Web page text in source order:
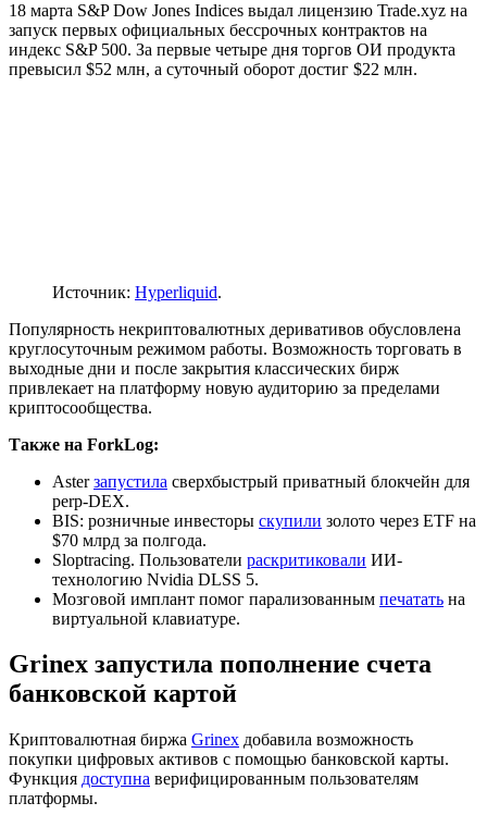
18 марта S&P Dow Jones Indices выдал лицензию Trade.xyz на
запуск первых официальных бессрочных контрактов на
индекс S&P 500. За первые четыре дня торгов ОИ продукта
превысил $52 млн, а суточный оборот достиг $22 млн.
Источник: Hyperliquid.
Популярность некриптовалютных деривативов обусловлена
круглосуточным режимом работы. Возможность торговать в
выходные дни и после закрытия классических бирж
привлекает на платформу новую аудиторию за пределами
криптосообщества.
Также на ForkLog:
Asterзапустила сверхбыстрый приватный блокчейн для
perp-DEX.
BIS: розничные инвесторы скупили золото через ETF на
$70 млрд за полгода.
Sloptracing. Пользователи раскритиковали ИИ-
технологию Nvidia DLSS 5.
Мозговой имплант помог парализованным печатать на
виртуальной клавиатуре.
Grinex запустила пополнение счета
банковской картой
Криптовалютная биржа Grinex добавила возможность
покупки цифровых активов с помощью банковской карты.
Функция доступна верифицированным пользователям
платформы.